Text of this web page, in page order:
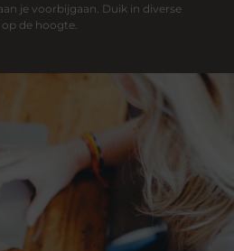
je voorbijgaan. Duik in diverse
de hoogte.